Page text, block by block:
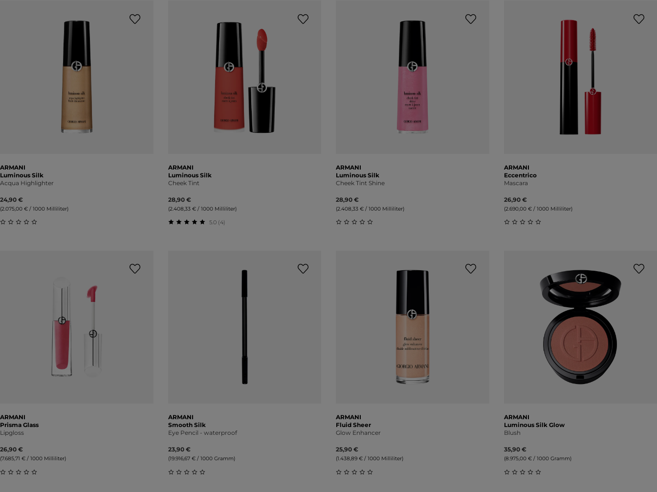
ARMANI
Luminous Silk
Acqua Highlighter
24,90 €
(2.075,00 € / 1000 Milliliter)
ARMANI
Luminous Silk
Cheek Tint
28,90 €
(2.408,33 € / 1000 Milliliter)
5.0 (4)
ARMANI
Luminous Silk
Cheek Tint Shine
28,90 €
(2.408,33 € / 1000 Milliliter)
ARMANI
Eccentrico
Mascara
26,90 €
(2.690,00 € / 1000 Milliliter)
ARMANI
Prisma Glass
Lipgloss
26,90 €
(7.685,71 € / 1000 Milliliter)
ARMANI
Smooth Silk
Eye Pencil - waterproof
23,90 €
(19.916,67 € / 1000 Gramm)
ARMANI
Fluid Sheer
Glow Enhancer
25,90 €
(1.438,89 € / 1000 Milliliter)
ARMANI
Luminous Silk Glow
Blush
35,90 €
(8.975,00 € / 1000 Gramm)